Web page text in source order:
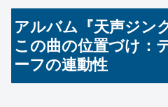
アルバム『天声ジン
この曲の位置づけ：
ーフの連動性